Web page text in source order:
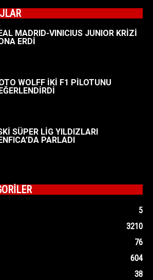
MADRID-VINICIUS JUNIOR KRİZİ
ERDİ
WOLFF İKİ F1 PİLOTUNU
SÜPER LİG YILDIZLARI
PARLADI
5
3210
76
604
38